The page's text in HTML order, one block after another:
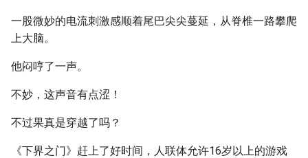
一股微妙的电流刺激感顺着尾巴尖尖蔓延，从脊椎一路攀爬
上大脑。
他闷哼了一声。
不妙，这声音有点涩！
不过果真是穿越了吗？
《下界之门》赶上了好时间，人联体允许16岁以上的游戏